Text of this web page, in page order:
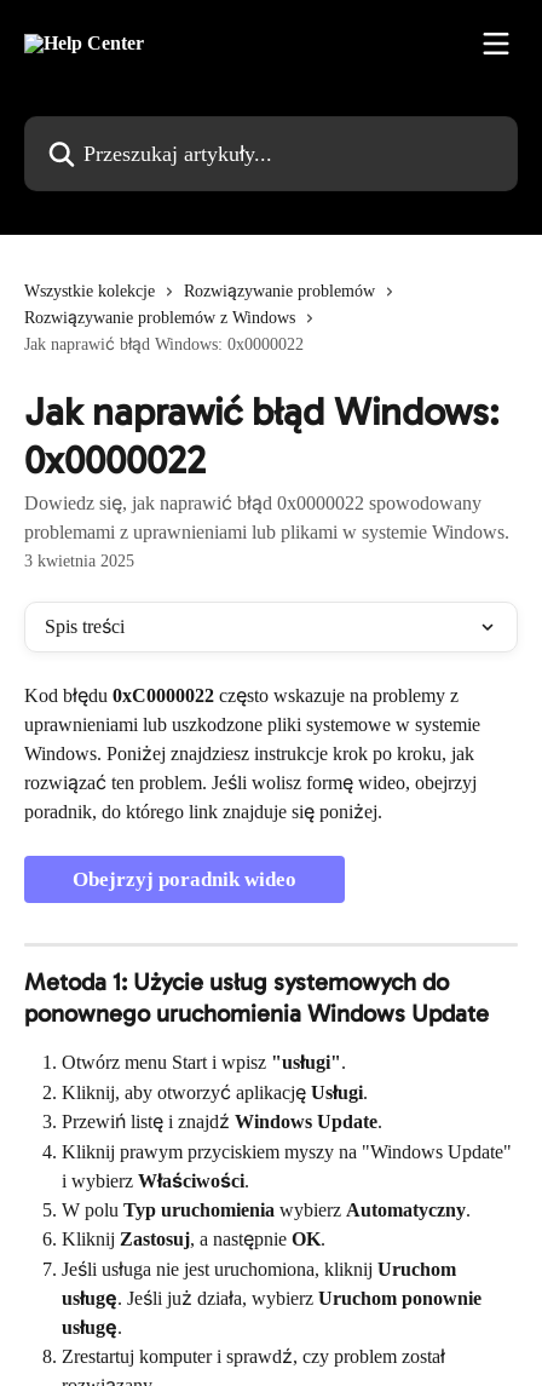
Przeszukaj artykuły...
Wszystkie kolekcje
Rozwiązywanie problemów
Rozwiązywanie problemów z Windows
Jak naprawić błąd Windows: 0x0000022
Jak naprawić błąd Windows:
0x0000022
Dowiedz się, jak naprawić błąd 0x0000022 spowodowany
problemami z uprawnieniami lub plikami w systemie Windows.
3 kwietnia 2025
Spis treści
Kod błędu 0xC0000022 często wskazuje na problemy z
uprawnieniami lub uszkodzone pliki systemowe w systemie
Windows. Poniżej znajdziesz instrukcje krok po kroku, jak
rozwiązać ten problem. Jeśli wolisz formę wideo, obejrzyj
poradnik, do którego link znajduje się poniżej.
Obejrzyj poradnik wideo
Metoda 1: Użycie usług systemowych do
ponownego uruchomienia Windows Update
Otwórz menu Start i wpisz "usługi".
Kliknij, aby otworzyć aplikację Usługi.
Przewiń listę i znajdź Windows Update.
Kliknij prawym przyciskiem myszy na "Windows Update"
i wybierz Właściwości.
W polu Typ uruchomienia wybierz Automatyczny.
Kliknij Zastosuj, a następnie OK.
Jeśli usługa nie jest uruchomiona, kliknij Uruchom
usługę. Jeśli już działa, wybierz Uruchom ponownie
usługę.
Zrestartuj komputer i sprawdź, czy problem został